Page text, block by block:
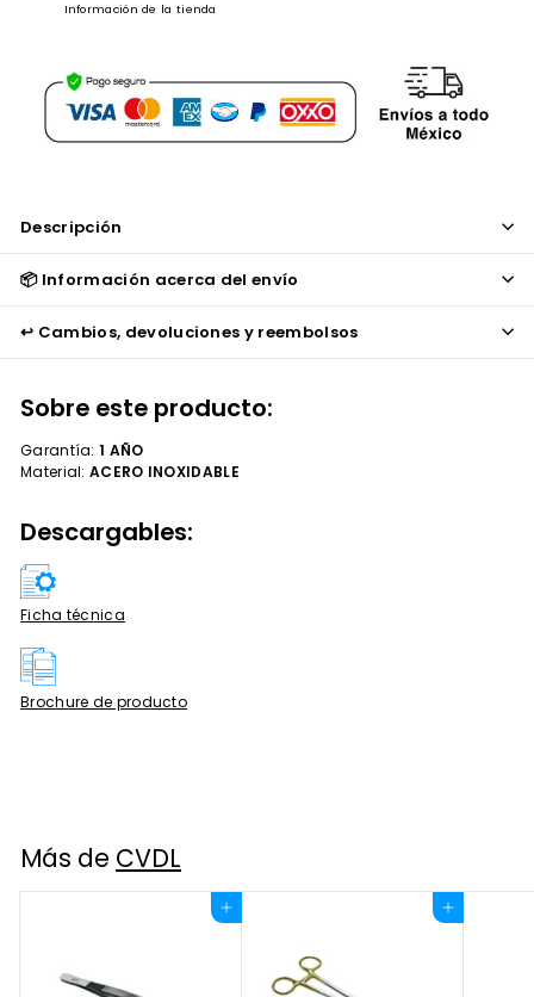
Información de la tienda
Descripción
📦 Información acerca del envío
↩️ Cambios, devoluciones y reembolsos
Sobre este producto:
Garantía: 1 AÑO
Material: ACERO INOXIDABLE
Descargables:
Ficha técnica
Brochure de producto
Más de CVDL
Agregar al carrito Agregar al carrito